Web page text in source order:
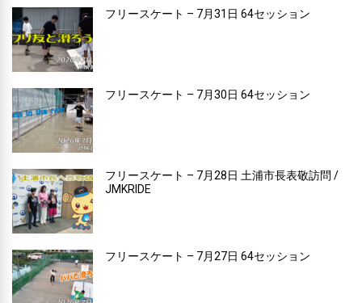
フリースケート – 7月31日 64セッション
フリースケート – 7月30日 64セッション
フリースケート – 7月28日 土浦市長表敬訪問 /
JMKRIDE
フリースケート – 7月27日 64セッション